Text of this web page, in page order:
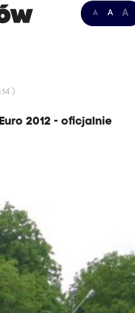
A A A
)
2012 - oficjalnie